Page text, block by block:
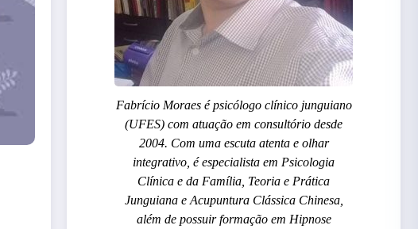
Fabrício Moraes é psicólogo clínico junguiano
(UFES) com atuação em consultório desde
2004. Com uma escuta atenta e olhar
integrativo, é especialista em Psicologia
Clínica e da Família, Teoria e Prática
Junguiana e Acupuntura Clássica Chinesa,
além de possuir formação em Hipnose